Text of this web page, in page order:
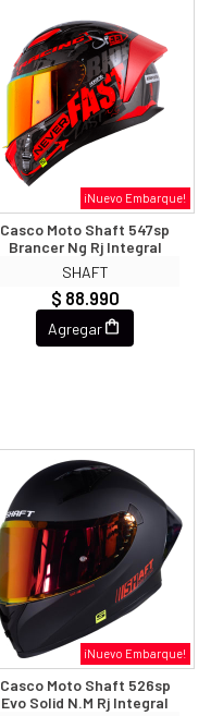
¡Nuevo Embarque!
Casco Moto Shaft 547sp
Brancer Ng Rj Integral
SHAFT
$ 88.990
Agregar
¡Nuevo Embarque!
Casco Moto Shaft 526sp
Evo Solid N.m Rj Integral